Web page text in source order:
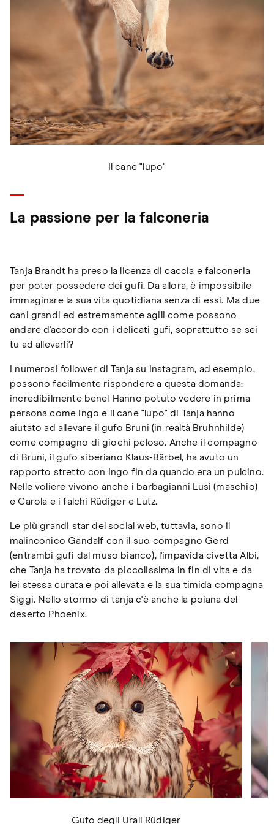
Il cane "lupo"
La passione per la falconeria
Tanja Brandt ha preso la licenza di caccia e falconeria
per poter possedere dei gufi. Da allora, è impossibile
immaginare la sua vita quotidiana senza di essi. Ma due
cani grandi ed estremamente agili come possono
andare d'accordo con i delicati gufi, soprattutto se sei
tu ad allevarli?
I numerosi follower di Tanja su Instagram, ad esempio,
possono facilmente rispondere a questa domanda:
incredibilmente bene! Hanno potuto vedere in prima
persona come Ingo e il cane "lupo" di Tanja hanno
aiutato ad allevare il gufo Bruni (in realtà Bruhnhilde)
come compagno di giochi peloso. Anche il compagno
di Bruni, il gufo siberiano Klaus-Bärbel, ha avuto un
rapporto stretto con Ingo fin da quando era un pulcino.
Nelle voliere vivono anche i barbagianni Lusi (maschio)
e Carola e i falchi Rüdiger e Lutz.
Le più grandi star del social web, tuttavia, sono il
malinconico Gandalf con il suo compagno Gerd
(entrambi gufi dal muso bianco), l'impavida civetta Albi,
che Tanja ha trovato da piccolissima in fin di vita e da
lei stessa curata e poi allevata e la sua timida compagna
Siggi. Nello stormo di tanja c'è anche la poiana del
deserto Phoenix.
Gufo degli Urali Rüdiger